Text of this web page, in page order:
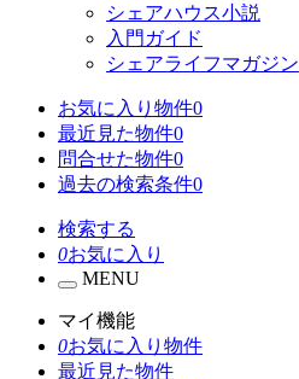
シェアハウス小説
入門ガイド
シェアライフマガジン
お気に入り物件0
最近見た物件0
問合せた物件0
過去の検索条件0
検索する
0お気に入り
MENU
マイ機能
0お気に入り物件
最近見た物件